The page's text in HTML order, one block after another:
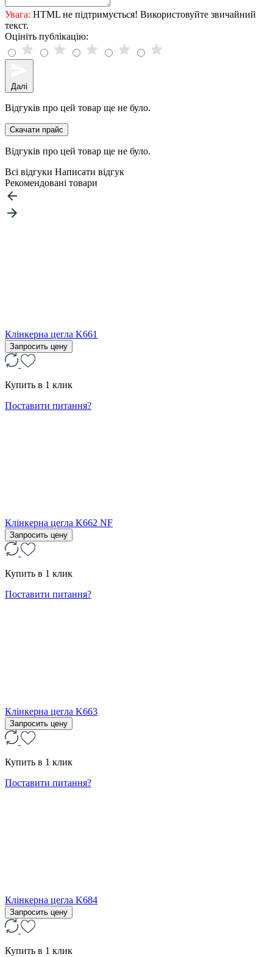
Увага: HTML не підтримується! Використовуйте звичайний
текст.
Оцініть публікацію:
Далі
Відгуків про цей товар ще не було.
Скачати прайс
Відгуків про цей товар ще не було.
Всі відгуки Написати відгук
Рекомендовані товари
Клінкерна цегла K661
Запросить цену
Купить в 1 клик
Поставити питання?
Клінкерна цегла K662 NF
Запросить цену
Купить в 1 клик
Поставити питання?
Клінкерна цегла K663
Запросить цену
Купить в 1 клик
Поставити питання?
Клінкерна цегла K684
Запросить цену
Купить в 1 клик